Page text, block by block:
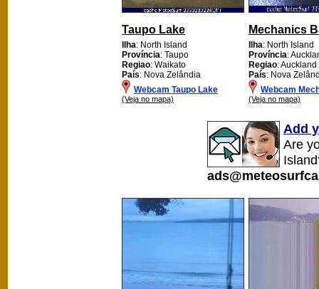
Taupo Lake
Ilha: North Island
Província: Taupo
Regiao: Waikato
País: Nova Zelândia
Webcam Taupo Lake
(Veja no mapa)
Mechanics
Ilha: North Island
Província:
Regiao: Auckland
País: Nova
Webcam
(Veja no mapa)
Add
Are